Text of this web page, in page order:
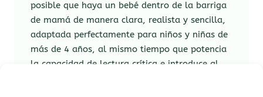
posible que haya un bebé dentro de la barriga
de mamá de manera clara, realista y sencilla,
adaptada perfectamente para niños y niñas de
más de 4 años, al mismo tiempo que potencia
la capacidad de lectura crítica e introduce al